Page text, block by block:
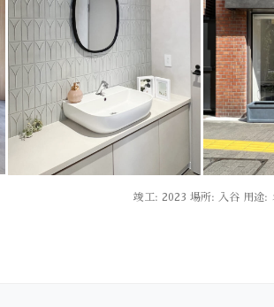
竣工: 2023 場所: 入谷 用途: